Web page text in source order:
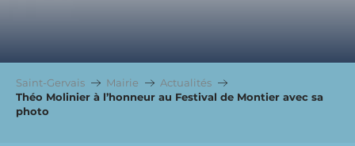
Saint-Gervais Mairie
Actualités
Théo Molinier à l’honneur au Festival de Montier avec sa
photo